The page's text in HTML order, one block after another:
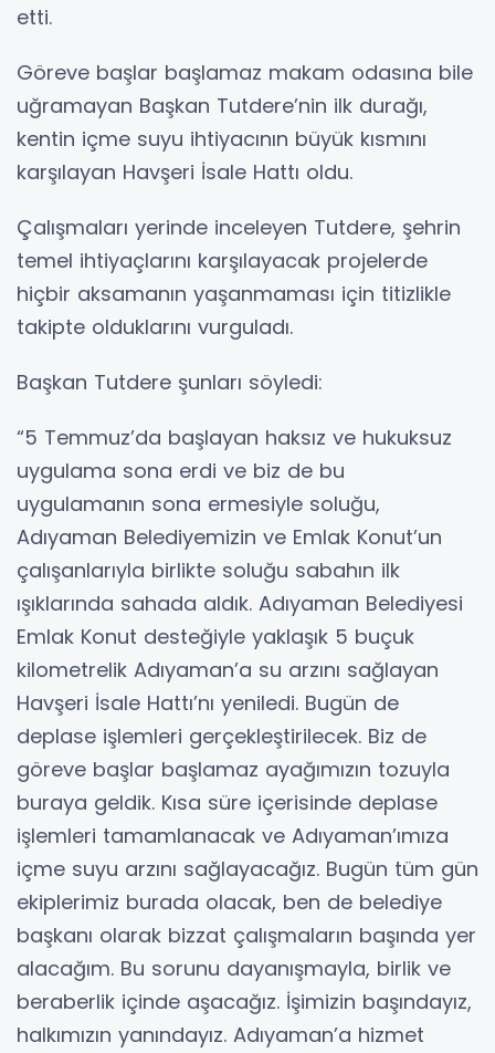
etti.
Göreve başlar başlamaz makam odasına bile
uğramayan Başkan Tutdere’nin ilk durağı,
kentin içme suyu ihtiyacının büyük kısmını
karşılayan Havşeri İsale Hattı oldu.
Çalışmaları yerinde inceleyen Tutdere, şehrin
temel ihtiyaçlarını karşılayacak projelerde
hiçbir aksamanın yaşanmaması için titizlikle
takipte olduklarını vurguladı.
Başkan Tutdere şunları söyledi:
“5 Temmuz’da başlayan haksız ve hukuksuz
uygulama sona erdi ve biz de bu
uygulamanın sona ermesiyle soluğu,
Adıyaman Belediyemizin ve Emlak Konut’un
çalışanlarıyla birlikte soluğu sabahın ilk
ışıklarında sahada aldık. Adıyaman Belediyesi
Emlak Konut desteğiyle yaklaşık 5 buçuk
kilometrelik Adıyaman’a su arzını sağlayan
Havşeri İsale Hattı’nı yeniledi. Bugün de
deplase işlemleri gerçekleştirilecek. Biz de
göreve başlar başlamaz ayağımızın tozuyla
buraya geldik. Kısa süre içerisinde deplase
işlemleri tamamlanacak ve Adıyaman’ımıza
içme suyu arzını sağlayacağız. Bugün tüm gün
ekiplerimiz burada olacak, ben de belediye
başkanı olarak bizzat çalışmaların başında yer
alacağım. Bu sorunu dayanışmayla, birlik ve
beraberlik içinde aşacağız. İşimizin başındayız,
halkımızın yanındayız. Adıyaman’a hizmet